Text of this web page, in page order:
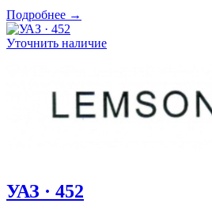
Подробнее →
Уточнить наличие
УАЗ · 452